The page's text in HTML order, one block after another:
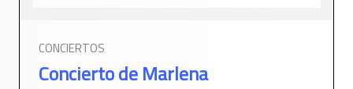
CONCIERTOS
Concierto de Marlena